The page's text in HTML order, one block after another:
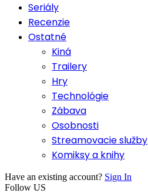
Seriály
Recenzie
Ostatné
Kiná
Trailery
Hry
Technológie
Zábava
Osobnosti
Streamovacie služby
Komiksy a knihy
Have an existing account? Sign In
Follow US